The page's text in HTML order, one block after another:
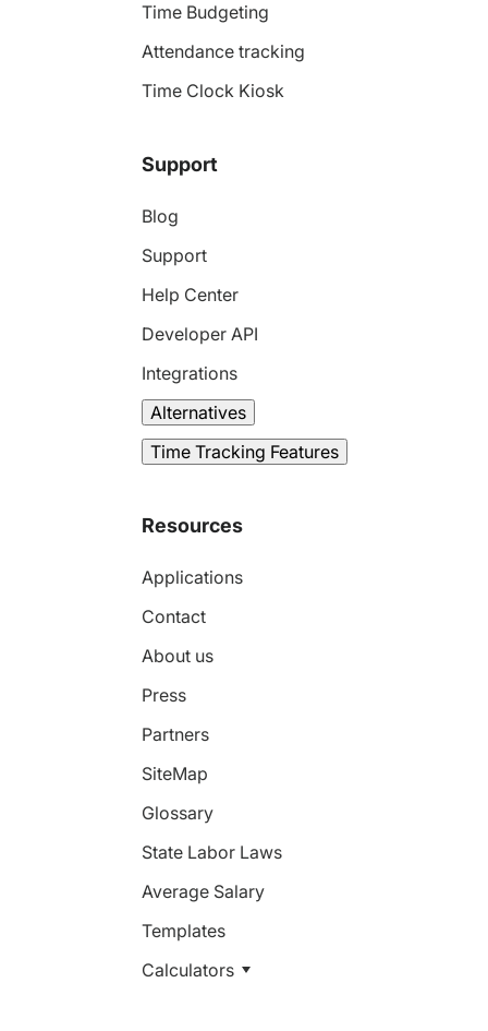
Time Budgeting
Attendance tracking
Time Clock Kiosk
Support
Blog
Support
Help Center
Developer API
Integrations
Alternatives
Time Tracking Features
Resources
Applications
Contact
About us
Press
Partners
SiteMap
Glossary
State Labor Laws
Average Salary
Templates
Calculators